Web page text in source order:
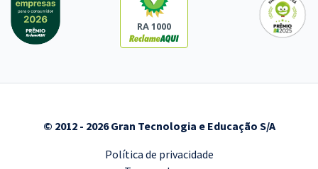
RA 1000
© 2012 - 2026 Gran Tecnologia e Educação S/A
Política de privacidade